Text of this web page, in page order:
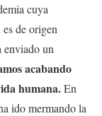
cuya
de origen
enviado un
acabando
humana.En
ido mermando la